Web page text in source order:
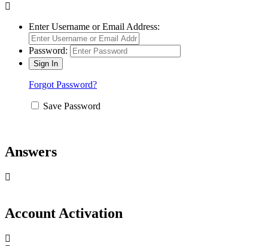
Enter Username or Email Address:
Password:
Forgot Password?
Save Password
Answers
Account Activation